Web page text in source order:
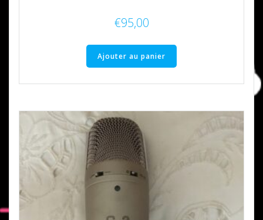
€95,00
Ajouter au panier